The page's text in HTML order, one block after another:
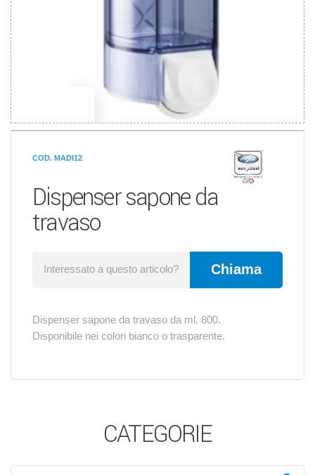
COD. MADI12
Dispenser sapone da
travaso
Interessato a questo articolo? Chiama
Dispenser sapone da travaso da ml. 800.
Disponibile nei colori bianco o trasparente.
CATEGORIE